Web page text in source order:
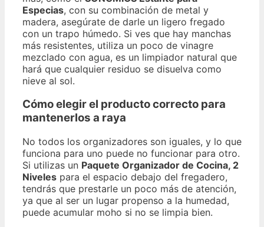
Especias, con su combinación de metal y
madera, asegúrate de darle un ligero fregado
con un trapo húmedo. Si ves que hay manchas
más resistentes, utiliza un poco de vinagre
mezclado con agua, es un limpiador natural que
hará que cualquier residuo se disuelva como
nieve al sol.
Cómo elegir el producto correcto para
mantenerlos a raya
No todos los organizadores son iguales, y lo que
funciona para uno puede no funcionar para otro.
Si utilizas un Paquete Organizador de Cocina, 2
Niveles para el espacio debajo del fregadero,
tendrás que prestarle un poco más de atención,
ya que al ser un lugar propenso a la humedad,
puede acumular moho si no se limpia bien.